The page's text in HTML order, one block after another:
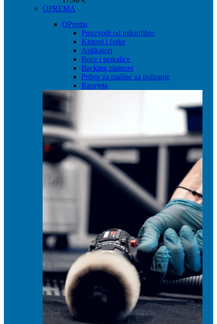
OPREMA
OPrema
Proizvodi od mikrofibre
Kistovi i četke
Aplikatori
Boce i prskalice
Backing plateovi
Pribor za mašine za poliranje
Rasvjeta